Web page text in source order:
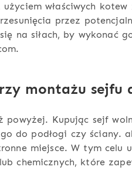
właściwych
przez
na siłach, by wykonać
montażu sejfu
powyżej. Kupując sejf
do podłogi czy ściany.
miejsce. W tym celu
chemicznych, które